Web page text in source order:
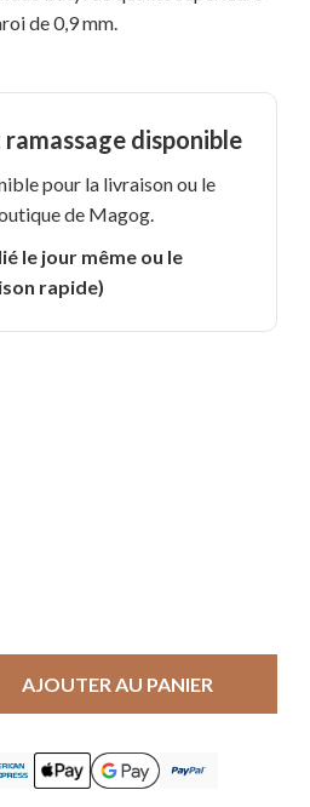
de 0,9 mm.
disponible
pour la livraison ou le
de Magog.
le jour même ou le
rapide)
AJOUTER AU PANIER